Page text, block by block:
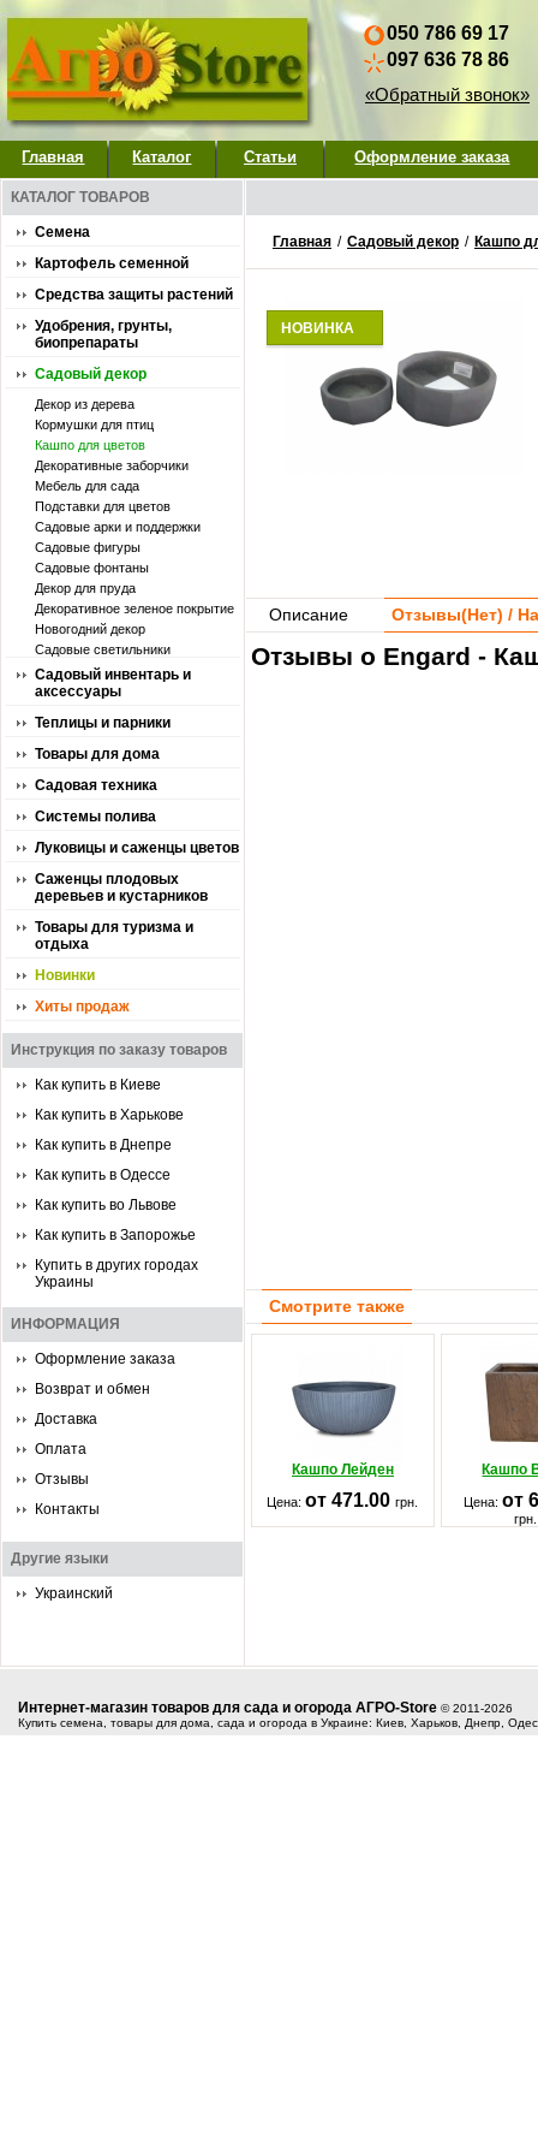
050 786 69 17
097 636 78 86
«Обратный звонок»
Главная Каталог Статьи Оформление заказа
КАТАЛОГ ТОВАРОВ
Семена
Картофель семенной
Средства защиты растений
Удобрения, грунты,
биопрепараты
Садовый декор
Декор из дерева
Кормушки для птиц
Кашпо для цветов
Декоративные заборчики
Мебель для сада
Подставки для цветов
Садовые арки и поддержки
Садовые фигуры
Садовые фонтаны
Декор для пруда
Декоративное зеленое покрытие
Новогодний декор
Садовые светильники
Садовый инвентарь и
аксессуары
Теплицы и парники
Товары для дома
Садовая техника
Системы полива
Луковицы и саженцы цветов
Саженцы плодовых
деревьев и кустарников
Товары для туризма и
отдыха
Новинки
Хиты продаж
Инструкция по заказу товаров
Как купить в Киеве
Как купить в Харькове
Как купить в Днепре
Как купить в Одессе
Как купить во Львове
Как купить в Запорожье
Купить в других городах
Украины
ИНФОРМАЦИЯ
Оформление заказа
Возврат и обмен
Доставка
Оплата
Отзывы
Контакты
Другие языки
Украинский
Главная / Садовый декор / Кашпо
НОВИНКА
Описание Отзывы(Нет) /
Отзывы о Engard -
Смотрите также
Кашпо Лейден Кашпо
Цена:от 471.00грн. Цена: от
грн.
Интернет-магазин товаров для сада и огорода АГРО-Store © 2011-2026
Купить семена, товары для дома, сада и огорода в Украине: Киев, Харьков, Днепр,